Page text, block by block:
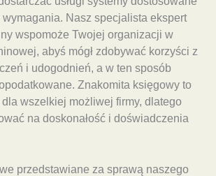
Nasz specjalista ekspert
wspomoże Twojej organizacji w
abyś mógł zdobywać korzyści z
i udogodnień, a w ten sposób
Znakomita księgowy to
wszelkiej możliwej firmy, dlatego
na doskonałość i doświadczenia
przedstawiane za sprawą naszego